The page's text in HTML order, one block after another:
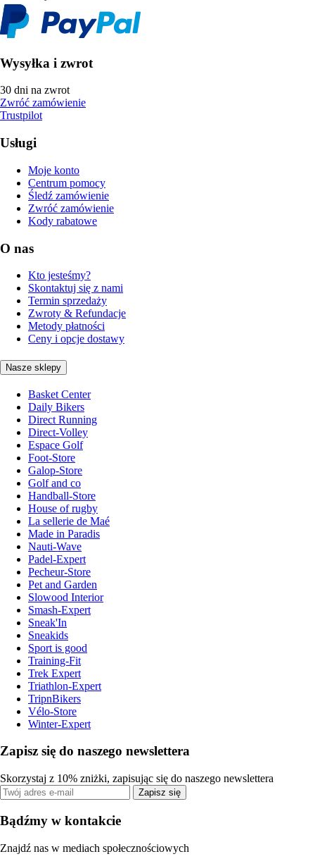
Wysyłka i zwrot
30 dni na zwrot
Zwróć zamówienie
Trustpilot
Usługi
Moje konto
Centrum pomocy
Śledź zamówienie
Zwróć zamówienie
Kody rabatowe
O nas
Kto jesteśmy?
Skontaktuj się z nami
Termin sprzedaży
Zwroty & Refundacje
Metody płatności
Ceny i opcje dostawy
Nasze sklepy
Basket Center
Daily Bikers
Direct Running
Direct-Volley
Espace Golf
Foot-Store
Galop-Store
Golf and co
Handball-Store
House of rugby
La sellerie de Maé
Made in Paradis
Nauti-Wave
Padel-Expert
Pecheur-Store
Pet and Garden
Slowood Interior
Smash-Expert
Sneak'In
Sneakids
Sport is good
Training-Fit
Trek Expert
Triathlon-Expert
TripnBikers
Vélo-Store
Winter-Expert
Zapisz się do naszego newslettera
Skorzystaj z 10% zniżki, zapisując się do naszego newslettera
Zapisz się
Bądźmy w kontakcie
Znajdź nas w mediach społecznościowych